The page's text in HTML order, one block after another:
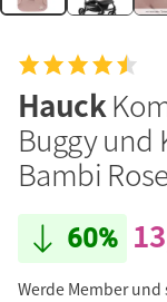
Hauck
Buggy und
Bambi Rose
60%
Werde Member und